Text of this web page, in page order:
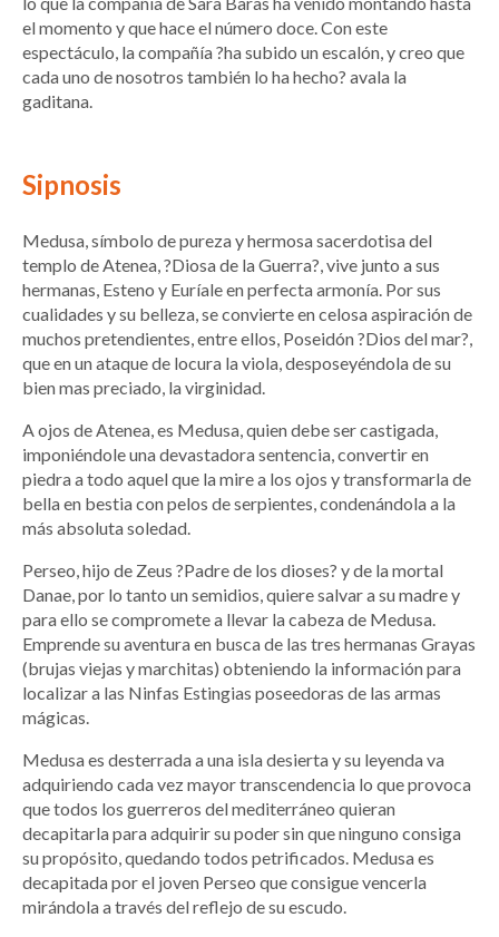
el momento y que hace el número doce. Con este
espectáculo, la compañía ?ha subido un escalón, y creo que
cada uno de nosotros también lo ha hecho? avala la
gaditana.
Sipnosis
Medusa, símbolo de pureza y hermosa sacerdotisa del
templo de Atenea, ?Diosa de la Guerra?, vive junto a sus
hermanas, Esteno y Euríale en perfecta armonía. Por sus
cualidades y su belleza, se convierte en celosa aspiración de
muchos pretendientes, entre ellos, Poseidón ?Dios del mar?,
que en un ataque de locura la viola, desposeyéndola de su
bien mas preciado, la virginidad.
A ojos de Atenea, es Medusa, quien debe ser castigada,
imponiéndole una devastadora sentencia, convertir en
piedra a todo aquel que la mire a los ojos y transformarla de
bella en bestia con pelos de serpientes, condenándola a la
más absoluta soledad.
Perseo, hijo de Zeus ?Padre de los dioses? y de la mortal
Danae, por lo tanto un semidios, quiere salvar a su madre y
para ello se compromete a llevar la cabeza de Medusa.
Emprende su aventura en busca de las tres hermanas Grayas
(brujas viejas y marchitas) obteniendo la información para
localizar a las Ninfas Estingias poseedoras de las armas
mágicas.
Medusa es desterrada a una isla desierta y su leyenda va
adquiriendo cada vez mayor transcendencia lo que provoca
que todos los guerreros del mediterráneo quieran
decapitarla para adquirir su poder sin que ninguno consiga
su propósito, quedando todos petrificados. Medusa es
decapitada por el joven Perseo que consigue vencerla
mirándola a través del reflejo de su escudo.